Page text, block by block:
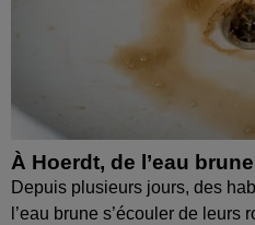
À Hoerdt, de l’eau
Depuis plusieurs jours, des
l’eau brune s’écouler de leurs